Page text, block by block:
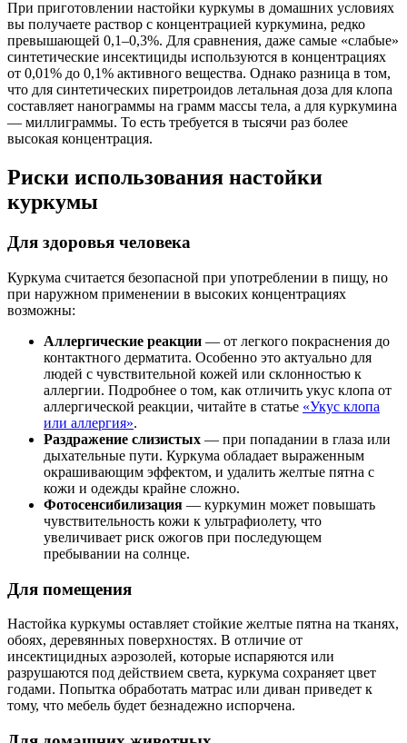
При приготовлении настойки куркумы в домашних условиях
вы получаете раствор с концентрацией куркумина, редко
превышающей 0,1–0,3%. Для сравнения, даже самые «слабые»
синтетические инсектициды используются в концентрациях
от 0,01% до 0,1% активного вещества. Однако разница в том,
что для синтетических пиретроидов летальная доза для клопа
составляет нанограммы на грамм массы тела, а для куркумина
— миллиграммы. То есть требуется в тысячи раз более
высокая концентрация.
Риски использования настойки
куркумы
Для здоровья человека
Куркума считается безопасной при употреблении в пищу, но
при наружном применении в высоких концентрациях
возможны:
Аллергические реакции — от легкого покраснения до
контактного дерматита. Особенно это актуально для
людей с чувствительной кожей или склонностью к
аллергии. Подробнее о том, как отличить укус клопа от
аллергической реакции, читайте в статье «Укус клопа
или аллергия».
Раздражение слизистых — при попадании в глаза или
дыхательные пути. Куркума обладает выраженным
окрашивающим эффектом, и удалить желтые пятна с
кожи и одежды крайне сложно.
Фотосенсибилизация — куркумин может повышать
чувствительность кожи к ультрафиолету, что
увеличивает риск ожогов при последующем
пребывании на солнце.
Для помещения
Настойка куркумы оставляет стойкие желтые пятна на тканях,
обоях, деревянных поверхностях. В отличие от
инсектицидных аэрозолей, которые испаряются или
разрушаются под действием света, куркума сохраняет цвет
годами. Попытка обработать матрас или диван приведет к
тому, что мебель будет безнадежно испорчена.